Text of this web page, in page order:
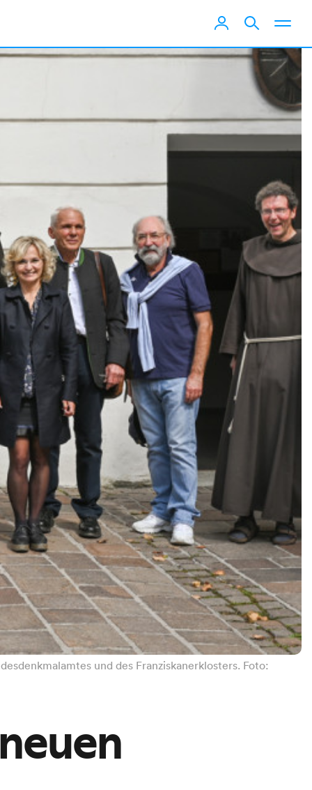
und des Franziskanerklosters. Foto: